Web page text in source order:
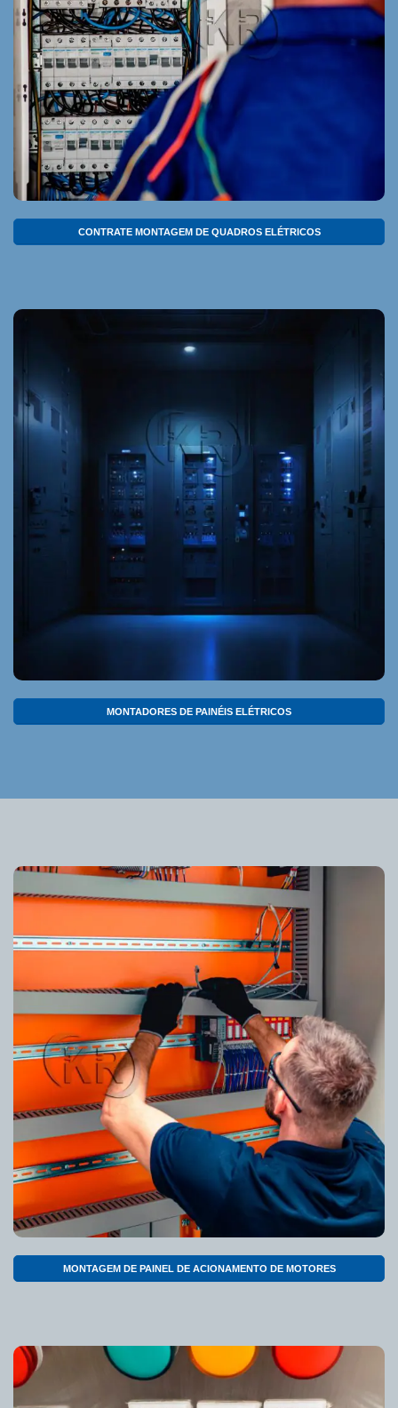
CONTRATE MONTAGEM DE QUADROS ELÉTRICOS
MONTADORES DE PAINÉIS ELÉTRICOS
MONTAGEM DE PAINEL DE ACIONAMENTO DE MOTORES